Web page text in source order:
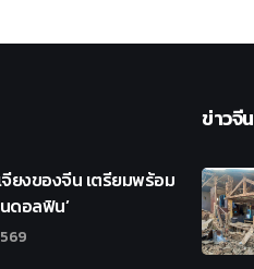
ยงของจีน เตรียมพร้อม
ดอลฟิน’
ข่าวจีน